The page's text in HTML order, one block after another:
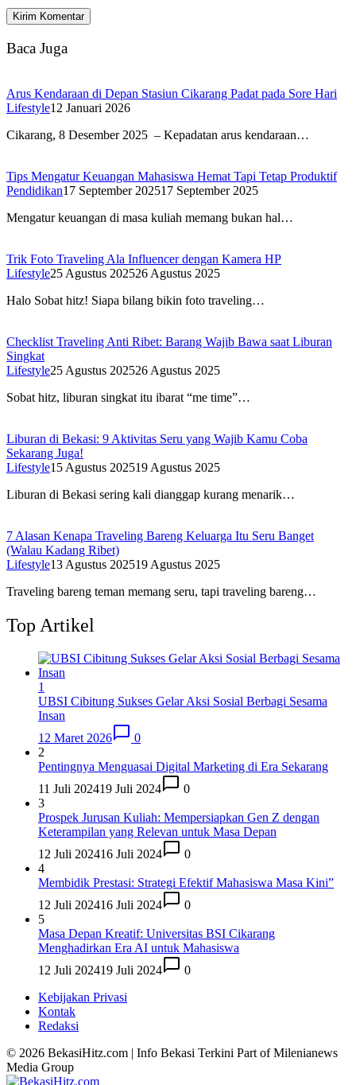
Baca Juga
Arus Kendaraan di Depan Stasiun Cikarang Padat pada Sore Hari
Lifestyle12 Januari 2026
Cikarang, 8 Desember 2025 – Kepadatan arus kendaraan…
Tips Mengatur Keuangan Mahasiswa Hemat Tapi Tetap Produktif
Pendidikan17 September 202517 September 2025
Mengatur keuangan di masa kuliah memang bukan hal…
Trik Foto Traveling Ala Influencer dengan Kamera HP
Lifestyle25 Agustus 202526 Agustus 2025
Halo Sobat hitz! Siapa bilang bikin foto traveling…
Checklist Traveling Anti Ribet: Barang Wajib Bawa saat Liburan
Singkat
Lifestyle25 Agustus 202526 Agustus 2025
Sobat hitz, liburan singkat itu ibarat “me time”…
Liburan di Bekasi: 9 Aktivitas Seru yang Wajib Kamu Coba
Sekarang Juga!
Lifestyle15 Agustus 202519 Agustus 2025
Liburan di Bekasi sering kali dianggap kurang menarik…
7 Alasan Kenapa Traveling Bareng Keluarga Itu Seru Banget
(Walau Kadang Ribet)
Lifestyle13 Agustus 202519 Agustus 2025
Traveling bareng teman memang seru, tapi traveling bareng…
Top Artikel
1
UBSI Cibitung Sukses Gelar Aksi Sosial Berbagi Sesama
Insan
12 Maret 2026
0
2
Pentingnya Menguasai Digital Marketing di Era Sekarang
11 Juli 202419 Juli 2024
0
3
Prospek Jurusan Kuliah: Mempersiapkan Gen Z dengan
Keterampilan yang Relevan untuk Masa Depan
12 Juli 202416 Juli 2024
0
4
Membidik Prestasi: Strategi Efektif Mahasiswa Masa Kini”
12 Juli 202416 Juli 2024
0
5
Masa Depan Kreatif: Universitas BSI Cikarang
Menghadirkan Era AI untuk Mahasiswa
12 Juli 202419 Juli 2024
0
Kebijakan Privasi
Kontak
Redaksi
© 2026 BekasiHitz.com | Info Bekasi Terkini Part of Milenianews
Media Group